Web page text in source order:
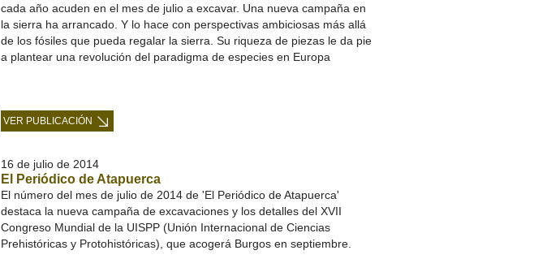
cada año acuden en el mes de julio a excavar. Una nueva campaña en
la sierra ha arrancado. Y lo hace con perspectivas ambiciosas más allá
de los fósiles que pueda regalar la sierra. Su riqueza de piezas le da pie
a plantear una revolución del paradigma de especies en Europa
VER PUBLICACIÓN
16 de julio de 2014
El Periódico de Atapuerca
El número del mes de julio de 2014 de 'El Periódico de Atapuerca'
destaca la nueva campaña de excavaciones y los detalles del XVII
Congreso Mundial de la UISPP (Unión Internacional de Ciencias
Prehistóricas y Protohistóricas), que acogerá Burgos en septiembre.